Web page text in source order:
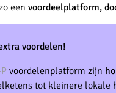
een voordeelplatform,
voordelen!
voordelenplatform zijn
tot kleinere lokale